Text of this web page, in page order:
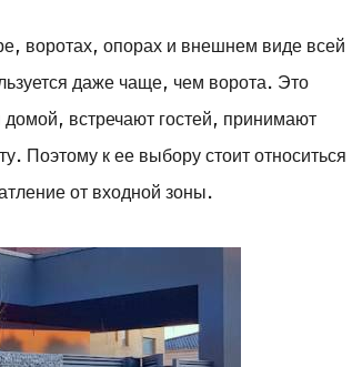
воротах, опорах и внешнем виде всей
даже чаще, чем ворота. Это
встречают гостей, принимают
Поэтому к ее выбору стоит относиться
от входной зоны.